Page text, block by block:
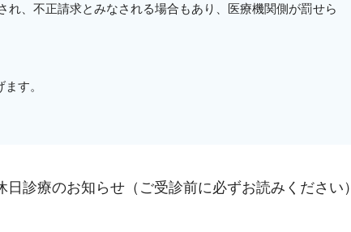
、不正請求とみなされる場合もあり、医療機関側が罰せら
す。
日診療のお知らせ（ご受診前に必ずお読みください）